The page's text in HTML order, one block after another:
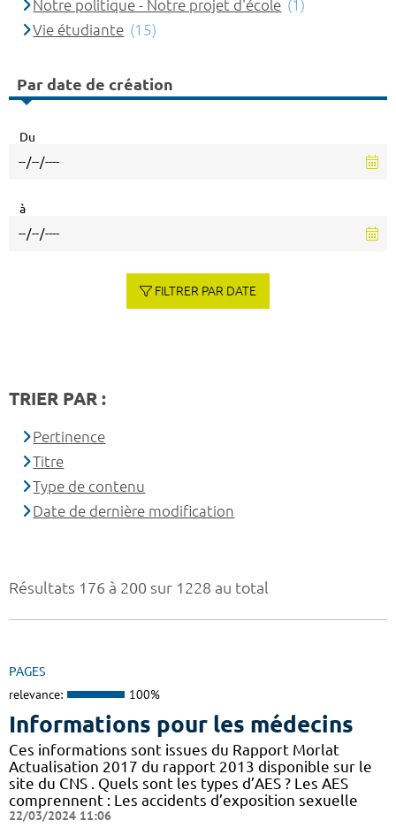
Résultats 176 à 200 sur 1228 au total
PAGES
relevance: 100%
Informations pour les médecins
Ces informations sont issues du Rapport Morlat
Actualisation 2017 du rapport 2013 disponible sur le
site du CNS . Quels sont les types d’AES ? Les AES
comprennent : Les accidents d’exposition sexuelle
22/03/2024 11:06
Notre politique - Notre projet d'école (1)
Vie étudiante (15)
Par date de création
Du
à
FILTRER PAR DATE
TRIER PAR :
Pertinence
Titre
Type de contenu
Date de dernière modification